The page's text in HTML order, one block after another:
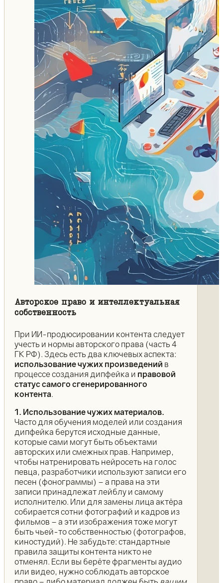
Авторское право и интеллектуальная
собственность
При ИИ-продюсировании контента следует
учесть и нормы авторского права (часть 4
ГК РФ). Здесь есть два ключевых аспекта:
использование чужих произведений в
процессе создания дипфейка и правовой
статус самого сгенерированного
контента.
1. Использование чужих материалов.
Часто для обучения моделей или создания
дипфейка берутся исходные данные,
которые сами могут быть объектами
авторских или смежных прав. Например,
чтобы натренировать нейросеть на голос
певца, разработчики используют записи его
песен (фонограммы) – а права на эти
записи принадлежат лейблу и самому
исполнителю. Или для замены лица актёра
собирается сотни фотографий и кадров из
фильмов – а эти изображения тоже могут
быть чьей-то собственностью (фотографов,
киностудий). Не забудьте: стандартные
правила защиты контента никто не
отменял. Если вы берёте фрагменты аудио
или видео, нужно соблюдать авторское